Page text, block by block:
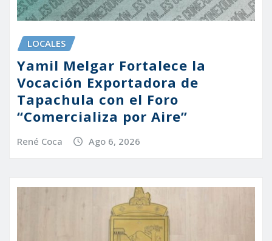
LOCALES
Yamil Melgar Fortalece la
Vocación Exportadora de
Tapachula con el Foro
“Comercializa por Aire”
René Coca Ago 6, 2026